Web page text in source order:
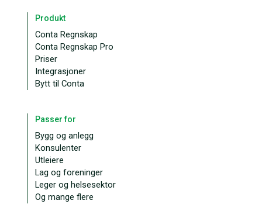
Produkt
Conta Regnskap
Conta Regnskap Pro
Priser
Integrasjoner
Bytt til Conta
Passer for
Bygg og anlegg
Konsulenter
Utleiere
Lag og foreninger
Leger og helsesektor
Og mange flere